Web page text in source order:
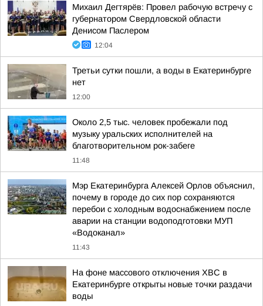
Михаил Дегтярёв: Провел рабочую встречу с
губернатором Свердловской области
Денисом Паслером
12:04
Третьи сутки пошли, а воды в Екатеринбурге
нет
12:00
Около 2,5 тыс. человек пробежали под
музыку уральских исполнителей на
благотворительном рок-забеге
11:48
Мэр Екатеринбурга Алексей Орлов объяснил,
почему в городе до сих пор сохраняются
перебои с холодным водоснабжением после
аварии на станции водоподготовки МУП
«Водоканал»
11:43
На фоне массового отключения ХВС в
Екатеринбурге открыты новые точки раздачи
воды